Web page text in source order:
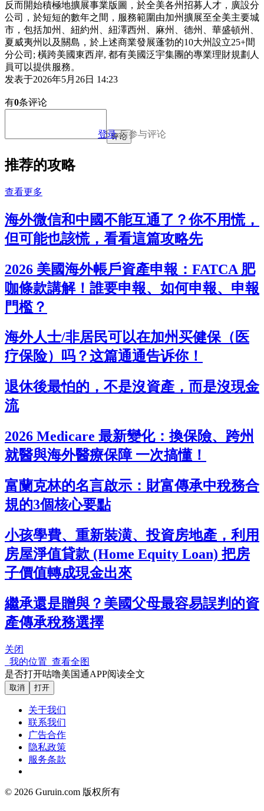
反而開始積極地擴展事業版圖，於全美各州招募人才，廣設分
公司，於短短的數年之間，服務範圍由加州擴展至全美主要城
市，包括加州、紐約州、紐澤西州、麻州、德州、華盛頓州、
夏威夷州以及關島，於上述商業發展蓬勃的10大州設立25+間
分公司; 橫跨美國東西岸, 都有美國泛宇集團的專業理財規劃人
員可以提供服務。
发表于2026年5月26日 14:23
有0条评论
登录后参与评论
评论
推荐的攻略
查看更多
海外微信和中國不能互通了？你不用慌，
但可能也該慌，看看這篇攻略先
2026 美國海外帳戶資產申報：FATCA 肥
咖條款講解！誰要申報、如何申報、申報
門檻？
海外人士/非居民可以在加州买健保（医
疗保险）吗？这篇通通告诉你！
退休後最怕的，不是沒資產，而是沒現金
流
2026 Medicare 最新變化：換保險、跨州
就醫與海外醫療保障 一次搞懂！
富蘭克林的名言啟示：財富傳承中稅務合
規的3個核心要點
小孩學費、重新裝潢、投資房地產，利用
房屋淨值貸款 (Home Equity Loan) 把房
子價值轉成現金出來
繼承還是贈與？美國父母最容易誤判的資
產傳承稅務選擇
关闭
我的位置 查看全图
是否打开咕噜美国通APP阅读全文
取消 打开
关于我们
联系我们
广告合作
隐私政策
服务条款
© 2026 Guruin.com 版权所有